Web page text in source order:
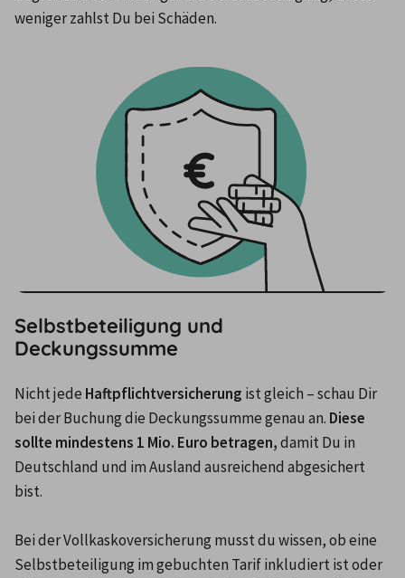
weniger zahlst Du bei Schäden.
Selbstbeteiligung und
Deckungssumme
Nicht jede Haftpflichtversicherung ist gleich – schau Dir
bei der Buchung die Deckungssumme genau an. Diese
sollte mindestens 1 Mio. Euro betragen, damit Du in
Deutschland und im Ausland ausreichend abgesichert
bist.
Bei der Vollkaskoversicherung musst du wissen, ob eine
Selbstbeteiligung im gebuchten Tarif inkludiert ist oder